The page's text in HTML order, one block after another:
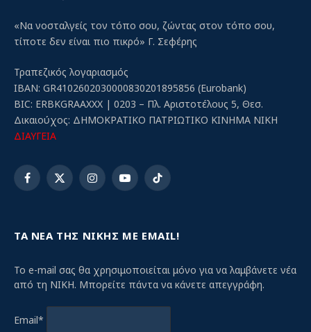
«Να νοσταλγείς τον τόπο σου, ζώντας στον τόπο σου,
τίποτε δεν είναι πιο πικρό» Γ. Σεφέρης
Τραπεζικός λογαριασμός
IBAN: GR4102602030000830201895856 (Eurobank)
BIC: ERBKGRAAXXX | 0203 – Πλ. Αριστοτέλους 5, Θεσ.
Δικαιούχος: ΔΗΜΟΚΡΑΤΙΚΟ ΠΑΤΡΙΩΤΙΚΟ ΚΙΝΗΜΑ ΝΙΚΗ
ΔΙΑΥΓΕΙΑ
Facebook
X
InstagramYouTubeTikTok
ΤΑ ΝΕΑ ΤΗΣ ΝΙΚΗΣ ΜΕ EMAIL!
Το e-mail σας θα χρησιμοποιείται μόνο για να λαμβάνετε νέα
από τη ΝΙΚΗ. Μπορείτε πάντα να κάνετε απεγγράφη.
Email*